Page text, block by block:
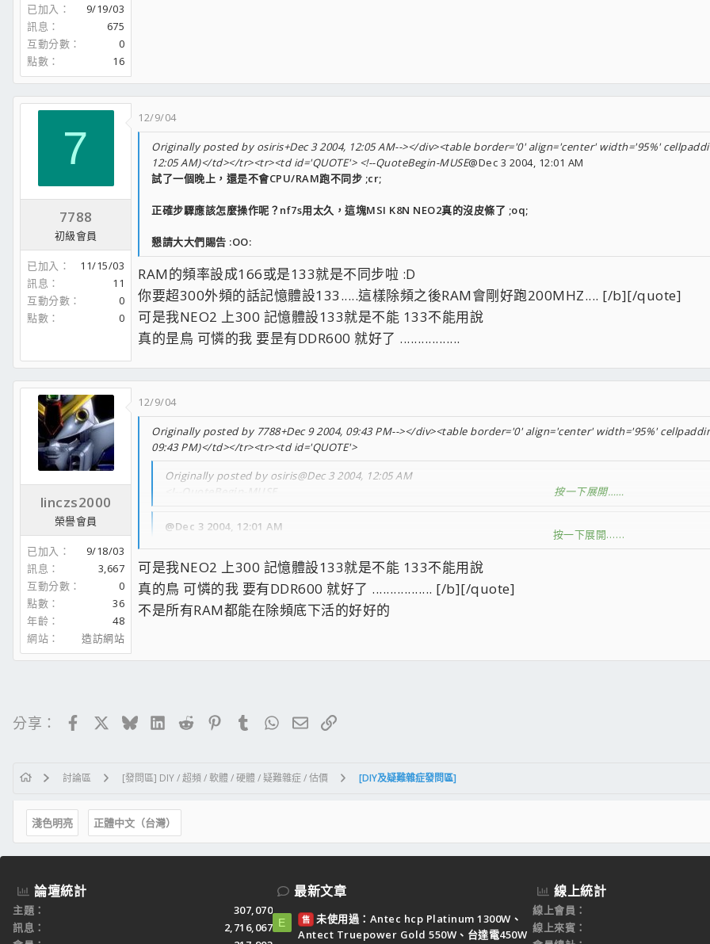
已加入
9/19/03
訊息
675
互動分數
0
點數
16
7
7788
初級會員
已加入
11/15/03
訊息
11
互動分數
0
點數
0
12/9/04
Originally posted by osiris+Dec 3 2004, 12:05 AM--></div><table border='0' align='center' width='95%'
12:05 AM)</td></tr><tr><td id='QUOTE'> <!--QuoteBegin-MUSE@Dec 3 2004, 12:01 AM
試了一個晚上，還是不會CPU/RAM跑不同步 ;cr;
正確步驟應該怎麼操作呢？nf7s用太久，這塊MSI K8N NEO2真的沒皮條了 ;oq;
懇請大大們賜告 :OO:
RAM的頻率設成166或是133就是不同步啦 :D
你要超300外頻的話記憶體設133.....這樣除頻之後RAM會剛好跑200MHZ.... [/b][/quote]
可是我NEO2 上300 記憶體設133就是不能 133不能用說
真的昰鳥 可憐的我 要昰有DDR600 就好了 .................
linczs2000
榮譽會員
已加入
9/18/03
訊息
3,667
互動分數
0
點數
36
年齡
48
網站
造訪網站
12/9/04
Originally posted by 7788+Dec 9 2004, 09:43 PM--></div><table border='0' align='center' width='95%'
09:43 PM)</td></tr><tr><td id='QUOTE'>
Originally posted by osiris@Dec 3 2004, 12:05 AM
<!--QuoteBegin-MUSE
按一下展開……
@Dec 3 2004, 12:01 AM
正確步驟應該怎麼操作呢？nf7s用太久，這塊MSI K8N NEO2真的沒皮條了 ;oq;
懇請大大們賜告 :OO:
按一下展開……
可是我NEO2 上300 記憶體設133就是不能 133不能用說
真的鳥 可憐的我 要有DDR600 就好了 ................. [/b][/quote]
不是所有RAM都能在除頻底下活的好好的
分享： FacebookBlueskyLinkedIn
RedditPinterestTumblrWhatsApp
電子郵件
連結
討論區 [發問區] DIY / 超頻 / 軟體 / 硬體 / 疑難雜症 / 估價 [DIY及疑難雜症發問區]
淺色明亮 正體中文（台灣）
論壇統計
主題
307,070
訊息
2,716,067
最新文章
E 售 未使用過：Antec hcp Platinum 1300W、
Antect Truepower Gold 550W、台達電450W
線上統計
線上會員
線上來賓